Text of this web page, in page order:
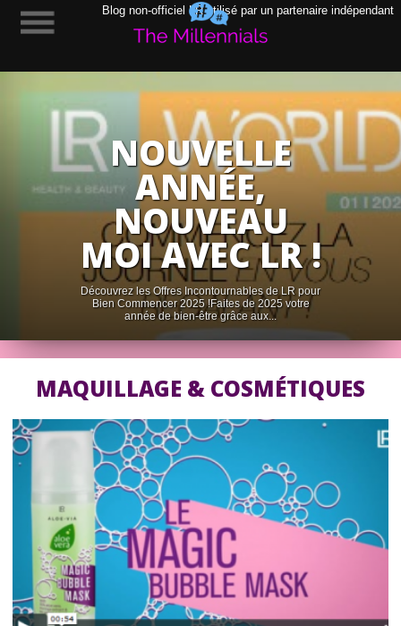
Blog non-officiel LR utilisé par un partenaire indépendant
NOUVELLE
ANNÉE,
NOUVEAU
MOI AVEC LR !
Découvrez les Offres Incontournables de LR pour
Bien Commencer 2025 !Faites de 2025 votre
année de bien-être grâce aux...
MAQUILLAGE & COSMÉTIQUES